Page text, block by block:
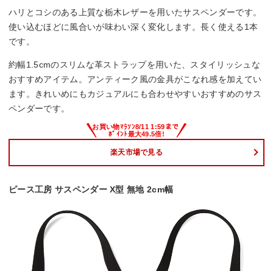
ハリとコシのある上質な栃木レザーを用いたサスペンダーです。
使い込むほどに風合いが味わい深く変化します。長く使える1本
です。
約幅1.5cmのスリムな革ストラップを用いた、スタイリッシュな
おすすめアイテム。アンティーク風の金具がこなれ感を加えてい
ます。きれいめにもカジュアルにも合わせやすいおすすめのサス
ペンダーです。
楽天市場で見る
ピース工房 サスペンダー X型 無地 2cm幅